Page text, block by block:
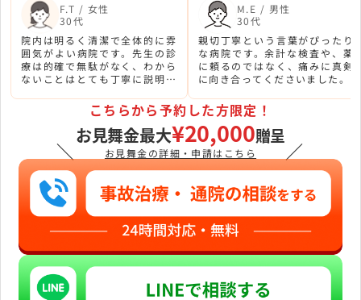
F.T / 女性
30代
院内は明るく清潔で全体的に雰
囲気がよい病院です。先生の診
療は的確で無駄がなく、わから
ないことはとても丁寧に説明し
M.E / 男性
30代
親切丁寧という言葉がぴったり
な病院です。余計な検査や、薬
に頼るのではなく、痛みに真剣
に向き合ってくださいました。
＼
こちらから予約した方限定！
お見舞金最大¥20,000贈呈
お見舞金の詳細・申請はこちら ／